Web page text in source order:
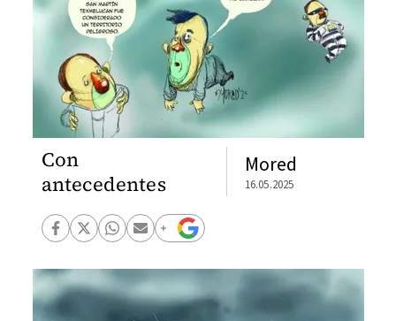
Con
antecedentes
Mored
16.05.2025